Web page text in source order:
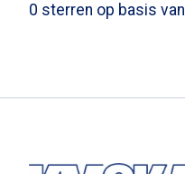
0 sterren op basis van